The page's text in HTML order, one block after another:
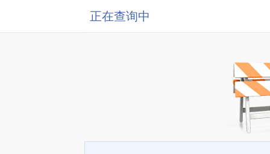
正在查询中